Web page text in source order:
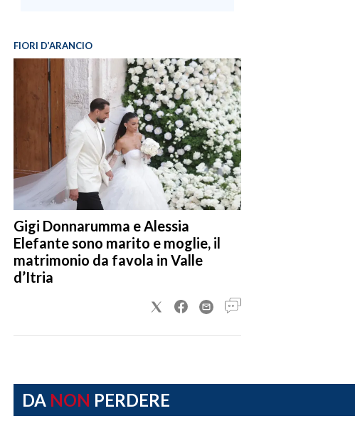
FIORI D’ARANCIO
Gigi Donnarumma e Alessia
Elefante sono marito e moglie, il
matrimonio da favola in Valle
d’Itria
DA NON PERDERE